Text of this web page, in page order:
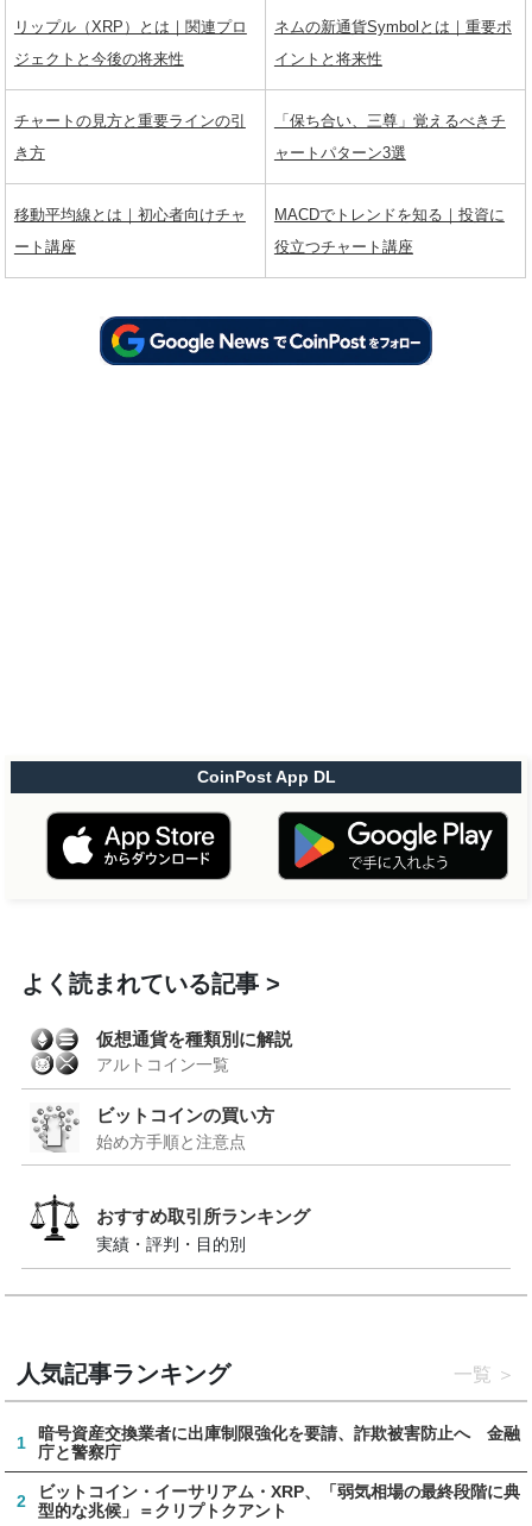
リップル（XRP）とは｜関連プロ
ジェクトと今後の将来性
ネムの新通貨Symbolとは｜重要ポ
イントと将来性
チャートの見方と重要ラインの引
き方
「保ち合い、三尊」覚えるべきチ
ャートパターン3選
移動平均線とは｜初心者向けチャ
ート講座
MACDでトレンドを知る｜投資に
役立つチャート講座
CoinPost App DL
よく読まれている記事
仮想通貨を種類別に解説
アルトコイン一覧
ビットコインの買い方
始め方手順と注意点
おすすめ取引所ランキング
実績・評判・目的別
人気記事ランキング 一覧
1
暗号資産交換業者に出庫制限強化を要請、詐欺被害防止へ 金融
庁と警察庁
2
ビットコイン・イーサリアム・XRP、「弱気相場の最終段階に典
型的な兆候」＝クリプトクアント